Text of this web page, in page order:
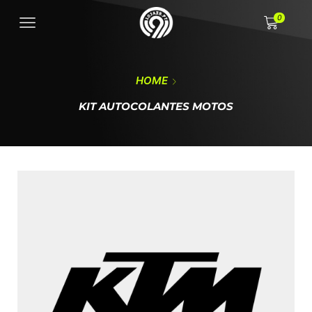
0
HOME
KIT AUTOCOLANTES MOTOS